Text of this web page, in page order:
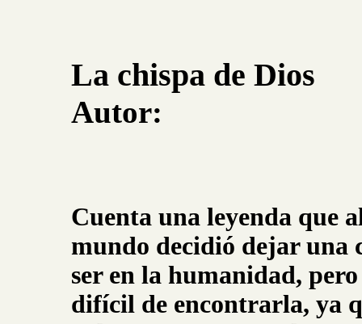
La chispa de Dios
Autor:
Cuenta una leyenda que
mundo decidió dejar una
ser en la humanidad,
difícil de encontrarla, ya